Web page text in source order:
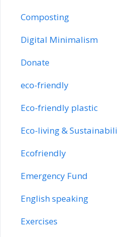
Composting
Digital Minimalism
Donate
eco-friendly
Eco-friendly plastic
Eco-living &
Ecofriendly
Emergency Fund
English speaking
Exercises